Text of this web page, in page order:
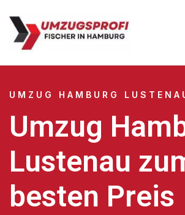
UMZUG HAMBURG
Umzug
Lustenau
besten Preis